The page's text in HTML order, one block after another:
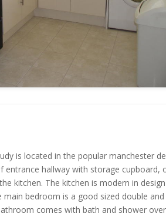
is located in the popular manchester
hallway with storage cupboard,
kitchen. The kitchen is modern in
bedroom is a good sized double
comes with bath and shower